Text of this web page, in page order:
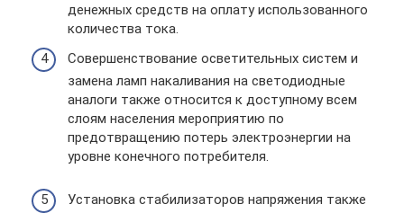
денежных средств на оплату использованного
количества тока.
Совершенствование осветительных систем и
замена ламп накаливания на светодиодные
аналоги также относится к доступному всем
слоям населения мероприятию по
предотвращению потерь электроэнергии на
уровне конечного потребителя.
Установка стабилизаторов напряжения также